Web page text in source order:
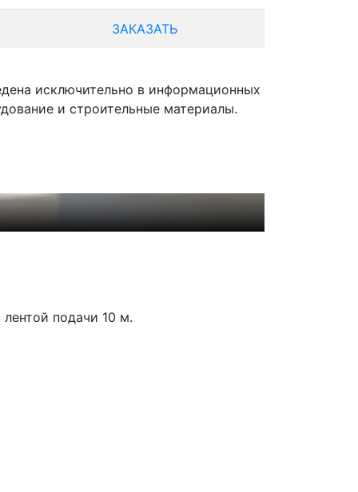
ЗАКАЗАТЬ
исключительно в информационных
и строительные материалы.
подачи 10 м.